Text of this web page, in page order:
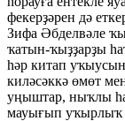
фекерҙәрен дә
Зифа Әбделвәле
ҡатын-ҡыҙҙарҙы
һәр китап
киләсәккә өмөт
уңыштар, ныҡлы
мауығып уҡырлыҡ